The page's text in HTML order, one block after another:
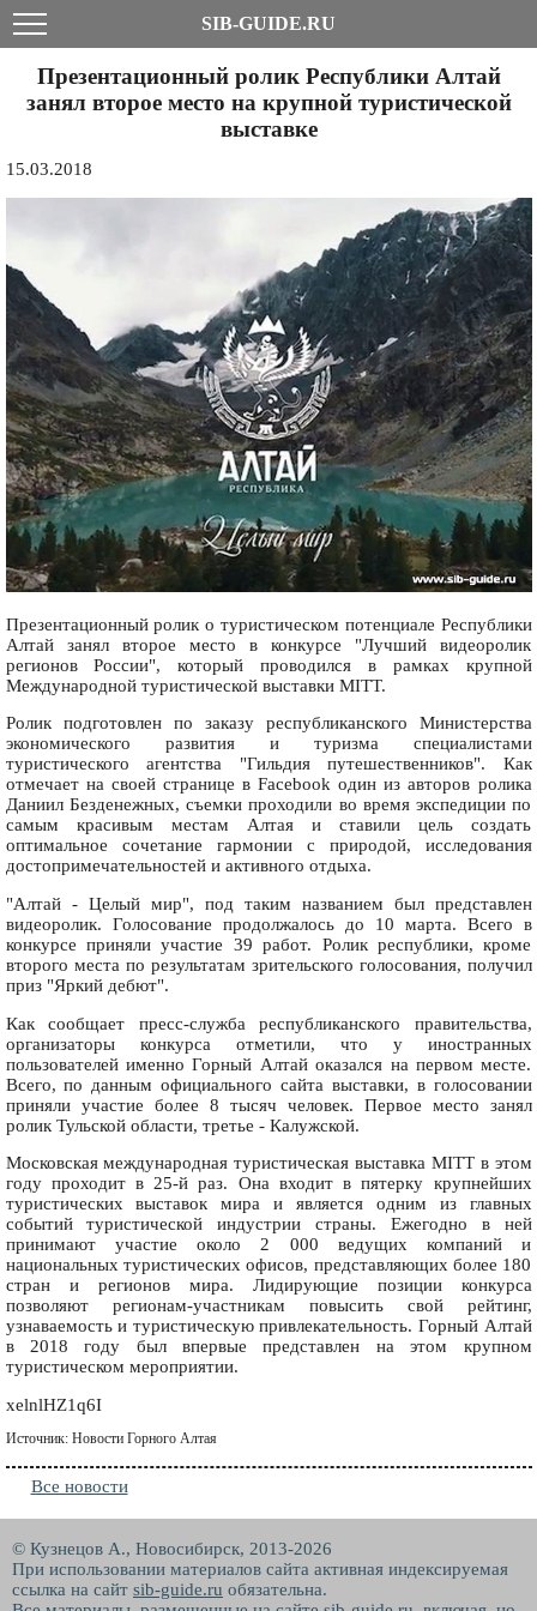
SIB-GUIDE.RU
Презентационный ролик Республики Алтай
занял второе место на крупной туристической
выставке
15.03.2018
Презентационный ролик о туристическом потенциале Республики
Алтай занял второе место в конкурсе "Лучший видеоролик
регионов России", который проводился в рамках крупной
Международной туристической выставки MITT.
Ролик подготовлен по заказу республиканского Министерства
экономического развития и туризма специалистами
туристического агентства "Гильдия путешественников". Как
отмечает на своей странице в Facebook один из авторов ролика
Даниил Безденежных, съемки проходили во время экспедиции по
самым красивым местам Алтая и ставили цель создать
оптимальное сочетание гармонии с природой, исследования
достопримечательностей и активного отдыха.
"Алтай - Целый мир", под таким названием был представлен
видеоролик. Голосование продолжалось до 10 марта. Всего в
конкурсе приняли участие 39 работ. Ролик республики, кроме
второго места по результатам зрительского голосования, получил
приз "Яркий дебют".
Как сообщает пресс-служба республиканского правительства,
организаторы конкурса отметили, что у иностранных
пользователей именно Горный Алтай оказался на первом месте.
Всего, по данным официального сайта выставки, в голосовании
приняли участие более 8 тысяч человек. Первое место занял
ролик Тульской области, третье - Калужской.
Московская международная туристическая выставка MITT в этом
году проходит в 25-й раз. Она входит в пятерку крупнейших
туристических выставок мира и является одним из главных
событий туристической индустрии страны. Ежегодно в ней
принимают участие около 2 000 ведущих компаний и
национальных туристических офисов, представляющих более 180
стран и регионов мира. Лидирующие позиции конкурса
позволяют регионам-участникам повысить свой рейтинг,
узнаваемость и туристическую привлекательность. Горный Алтай
в 2018 году был впервые представлен на этом крупном
туристическом мероприятии.
xelnlHZ1q6I
Источник: Новости Горного Алтая
Все новости
© Кузнецов А., Новосибирск, 2013-2026
При использовании материалов сайта активная индексируемая
ссылка на сайт sib-guide.ru обязательна.